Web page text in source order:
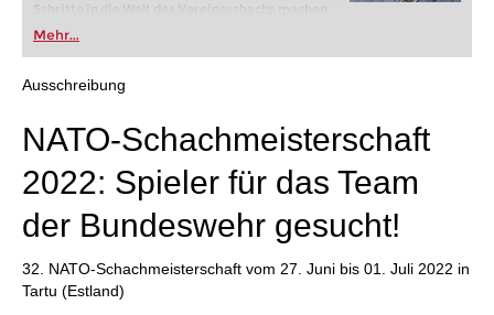
Schritte in die Welt des Vereinsschachs machen
oder bereits auf Turnierniveau spielen: Mit
FRITZ trainieren Sie effizienter, intelligenter und
individueller als je zuvor.
Mehr...
Ausschreibung
NATO-Schachmeisterschaft
2022: Spieler für das Team
der Bundeswehr gesucht!
32. NATO-Schachmeisterschaft vom 27. Juni bis 01. Juli 2022 in
Tartu (Estland)